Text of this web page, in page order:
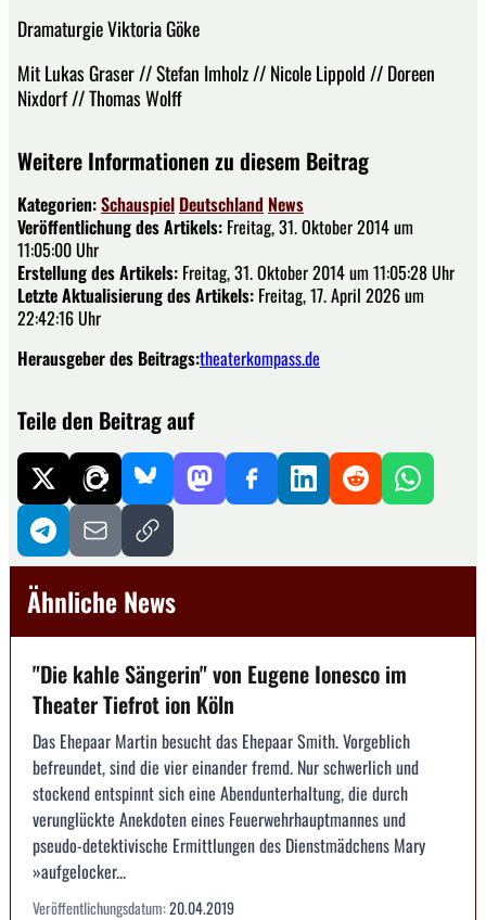
Dramaturgie Viktoria Göke
Mit Lukas Graser // Stefan Imholz // Nicole Lippold // Doreen
Nixdorf // Thomas Wolff
Weitere Informationen zu diesem Beitrag
Kategorien:Schauspiel Deutschland News
Veröffentlichung des Artikels: Freitag, 31. Oktober 2014 um
11:05:00 Uhr
Erstellung des Artikels: Freitag, 31. Oktober 2014 um 11:05:28 Uhr
Letzte Aktualisierung des Artikels: Freitag, 17. April 2026 um
22:42:16 Uhr
Herausgeber des Beitrags:theaterkompass.de
Teile den Beitrag auf
Ähnliche News
"Die kahle Sängerin" von Eugene Ionesco im
Theater Tiefrot ion Köln
Das Ehepaar Martin besucht das Ehepaar Smith. Vorgeblich
befreundet, sind die vier einander fremd. Nur schwerlich und
stockend entspinnt sich eine Abendunterhaltung, die durch
verunglückte Anekdoten eines Feuerwehrhauptmannes und
pseudo-detektivische Ermittlungen des Dienstmädchens Mary
»aufgelocker...
Veröffentlichungsdatum:20.04.2019